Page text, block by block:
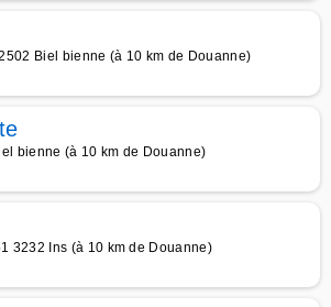
Biel bienne (à 10 km de Douanne)
bienne (à 10 km de Douanne)
3232 Ins (à 10 km de Douanne)